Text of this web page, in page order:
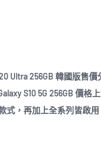
Ultra 256GB 韓國版售價
S10 5G 256GB 價格
式，再加上全系列皆啟用